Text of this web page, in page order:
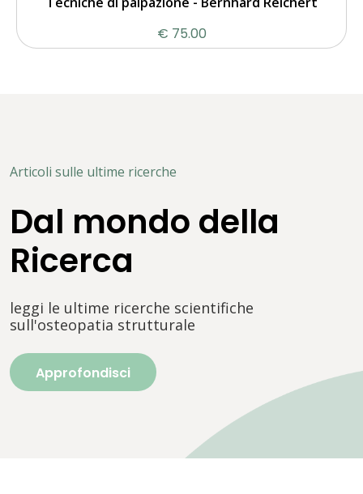
€ 75.00
Articoli sulle ultime ricerche
Dal mondo della
Ricerca
leggi le ultime ricerche scientifiche
sull'osteopatia strutturale
Approfondisci